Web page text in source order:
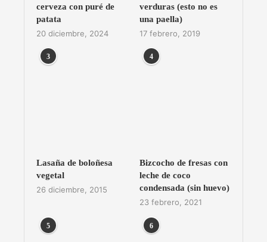
cerveza con puré de
patata
20 diciembre, 2024
verduras (esto no es
una paella)
17 febrero, 2019
3
Lasaña de boloñesa
vegetal
26 diciembre, 2015
4
Bizcocho de fresas con
leche de coco
condensada (sin huevo)
23 febrero, 2021
5 6